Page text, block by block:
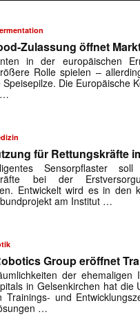
Mit dem
(erforderlich)
Zulassung öffnet
in der europäischen
Rolle spielen –
Speisepilze. Die Europäische
…
für Rettungskräfte
Sensorpflaster soll
bei der
Entwickelt wird es in den
am Institut …
Group eröffnet
der ehemaligen
in Gelsenkirchen hat die
Trainings- und
…